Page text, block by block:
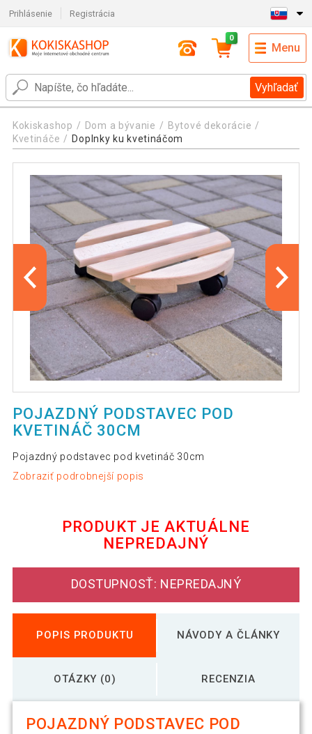
Prihlásenie Registrácia
Vyhľadať
0
Menu
Kokiskashop Dom a bývanie
Bytové dekorácie
Kvetináče
Doplnky ku kvetináčom
POJAZDNÝ PODSTAVEC POD
KVETINÁČ 30CM
Pojazdný podstavec pod kvetináč 30cm
Zobraziť podrobnejší popis
PRODUKT JE AKTUÁLNE
NEPREDAJNÝ
DOSTUPNOSŤ: NEPREDAJNÝ
POPIS PRODUKTU NÁVODY A ČLÁNKY
OTÁZKY (0) RECENZIA
POJAZDNÝ PODSTAVEC POD